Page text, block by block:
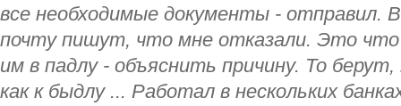
все необходимые документы - отправил.
почту пишут, что мне отказали. Это
им в падлу - объяснить причину. То
как к быдлу ... Работал в нескольких